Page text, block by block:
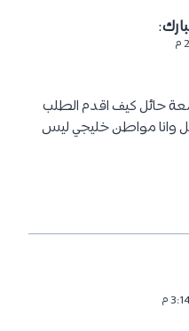
:
حائل كيف اقدم الطلب
وانا مواطن خليجي ليس